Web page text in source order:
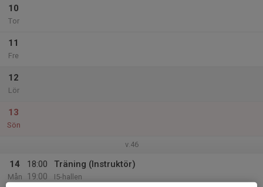
10
Tor
11
Fre
12
Lör
13
Sön
v.46
14
Mån
18:00
19:00
Träning (Instruktör)
I5-hallen